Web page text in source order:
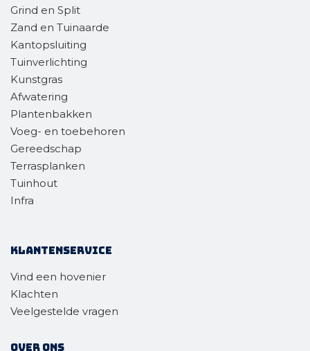
Grind en Split
Zand en Tuinaarde
Kantopsluiting
Tuinverlichting
Kunstgras
Afwatering
Plantenbakken
Voeg- en toebehoren
Gereedschap
Terrasplanken
Tuinhout
Infra
Klantenservice
Vind een hovenier
Klachten
Veelgestelde vragen
Over ons